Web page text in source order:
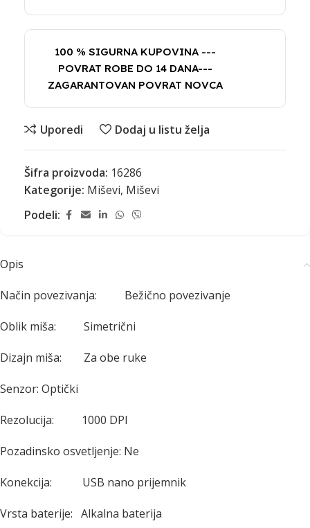
100 % SIGURNA KUPOVINA ---
POVRAT ROBE DO 14 DANA---
ZAGARANTOVAN POVRAT NOVCA
Uporedi Dodaj u listu želja
Šifra proizvoda: 16286
Kategorije: Miševi, Miševi
Podeli:
Opis
Način povezivanja: Bežično povezivanje
Oblik miša: Simetrični
Dizajn miša: Za obe ruke
Senzor: Optički
Rezolucija: 1000 DPI
Pozadinsko osvetljenje: Ne
Konekcija: USB nano prijemnik
Vrsta baterije: Alkalna baterija